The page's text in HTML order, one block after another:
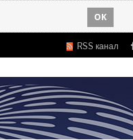
OK
RSS канал